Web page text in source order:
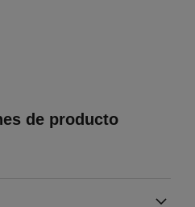
de producto